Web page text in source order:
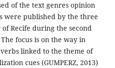
of the text genres opinion
were published by the three
Recife during the second
focus is on the way in
linked to the theme of
cues (GUMPERZ, 2013)